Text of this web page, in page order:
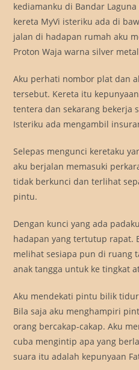
kediamanku di Bandar
kereta MyVi isteriku ada di
jalan di hadapan rumah aku
Proton Waja warna silver
Aku perhati nombor plat dan
tersebut. Kereta itu
tentera dan sekarang bekerja
Isteriku ada mengambil
Selepas mengunci keretaku
aku berjalan memasuki
tidak berkunci dan terlihat
pintu.
Dengan kunci yang ada
hadapan yang tertutup rapat.
melihat sesiapa pun di ruang
anak tangga untuk ke tingkat
Aku mendekati pintu bilik
Bila saja aku menghampiri
orang bercakap-cakap. Aku
cuba mengintip apa yang
suara itu adalah kepunyaan